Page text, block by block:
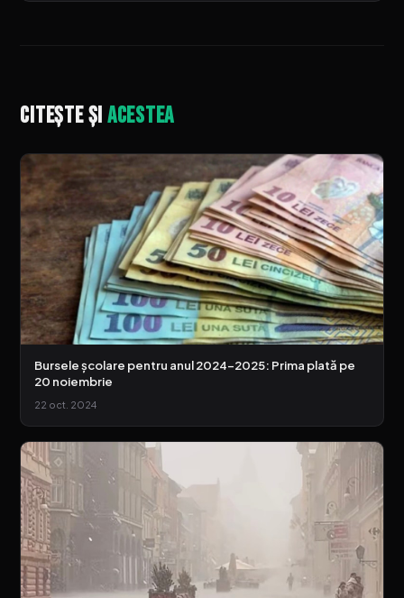
Citește șiacestea
Bursele școlare pentru anul 2024-2025: Prima plată pe
20 noiembrie
22 oct. 2024